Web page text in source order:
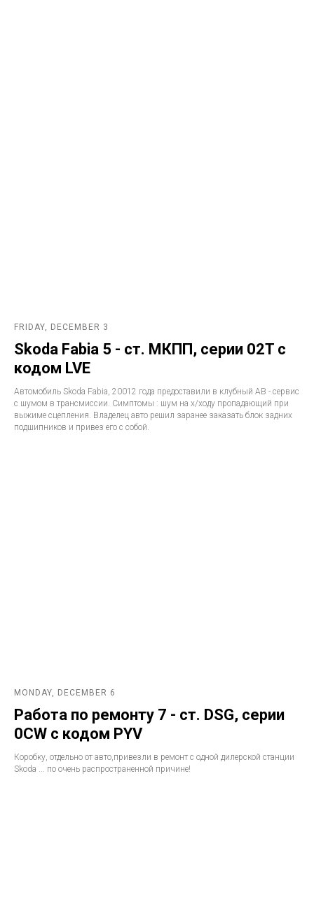
FRIDAY, DECEMBER 3
Skoda Fabia 5 - ст. МКПП, серии 02T с
кодом LVE
Автомобиль Skoda Fabia, 20012 года предоставили в клубный АВ - сервис
с шумом в трансмиссии. Симптомы : шум на х/ходу пропадающий при
выжиме сцепления. Владелец авто решил заранее заказать блок задних
подшипников и привез его с собой.
MONDAY, DECEMBER 6
Работа по ремонту 7 - ст. DSG, серии
0CW с кодом PYV
Коробку, отдельно от авто,привезли в ремонт с одной дилерской станции
Skoda ... по очень распространенной причине!